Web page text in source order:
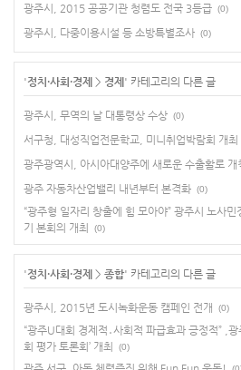
광주시, 2015 공공기관 청렴도 전국 3등급 (0)
광주시, 다중이용시설 등 소방특별조사 (0)
'정치·사회·경제 > 경제' 카테고리의 다른 글
광주시, 무역의 날 대통령상 수상 (0)
서구청, 대성직업전문학교, 미니취업박람회 개최
광주광역시, 아시아대양주에 새로운 수출활로 개
광주 자동차산업밸리 내년부터 본격화 (0)
“광주형 일자리 창출에 힘 모아야” 광주시 노사
기 본회의 개최
(0)
'정치·사회·경제 > 종합' 카테고리의 다른 글
광주시, 2015년 도시녹화운동 캠페인 전개 (0)
“광주U대회 경제적․사회적 파급효과 긍정적” ,광
회 평가 토론회’ 개최
(0)